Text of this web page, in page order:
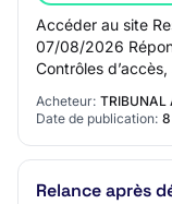
Accéder au site
07/08/2026
Contrôles
PPMS Lot 2
Acheteur: TRIBUNAL
Date de publication:
Relance après